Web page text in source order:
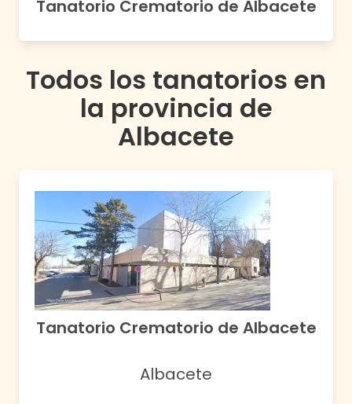
Tanatorio Crematorio de Albacete
Todos los tanatorios en
la provincia de
Albacete
Tanatorio Crematorio de Albacete
Albacete